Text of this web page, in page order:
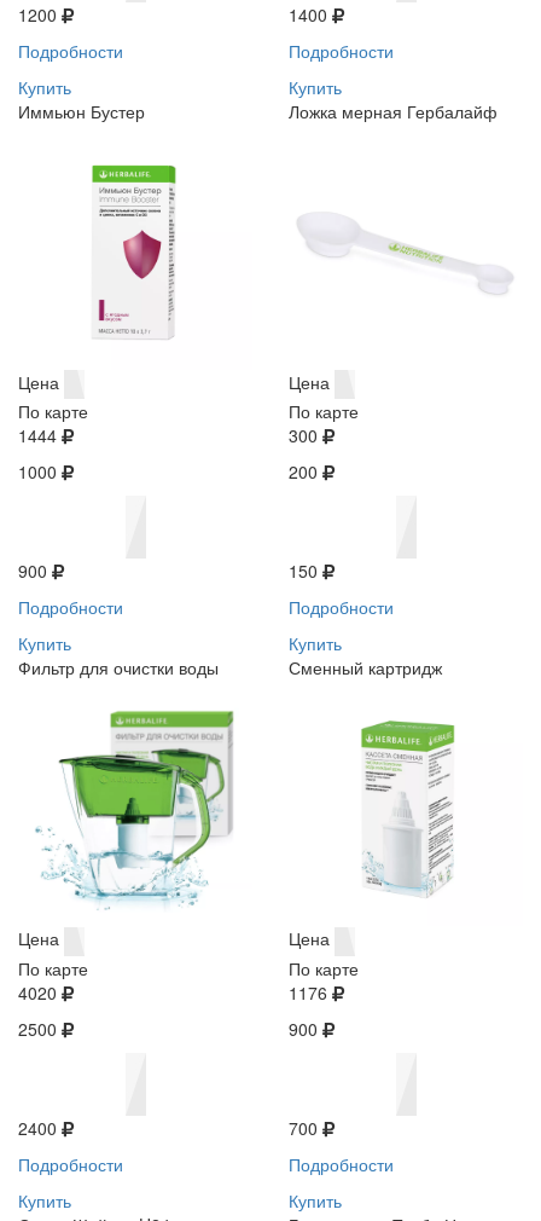
1200
Подробности
Купить
1400
Подробности
Купить
Иммьюн Бустер
Цена
По карте
1444
1000
900
Подробности
Купить
Ложка мерная Гербалайф
Цена
По карте
300
200
150
Подробности
Купить
Фильтр для очистки воды
Цена
По карте
4020
2500
2400
Подробности
Купить
Сменный картридж
Цена
По карте
1176
900
700
Подробности
Купить